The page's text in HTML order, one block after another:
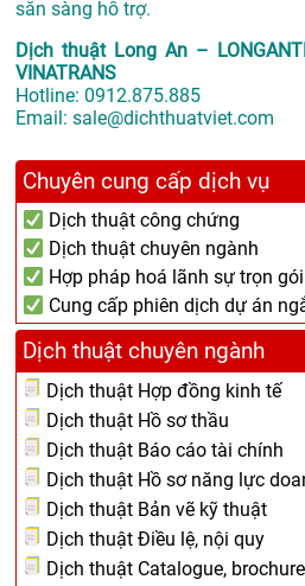
sẵn sàng hỗ trợ.
Dịch thuật Long An –
VINATRANS
Hotline: 0912.875.885
Email: sale@dichthuatviet.com
Chuyên cung cấp dịch vụ
Dịch thuật công chứng
Dịch thuật chuyên ngành
Hợp pháp hoá lãnh sự trọn gói
Cung cấp phiên dịch dự án
Dịch thuật chuyên ngành
Dịch thuật Hợp đồng kinh tế
Dịch thuật Hồ sơ thầu
Dịch thuật Báo cáo tài chính
Dịch thuật Hồ sơ năng lực
Dịch thuật Bản vẽ kỹ thuật
Dịch thuật Điều lệ, nội quy
Dịch thuật Catalogue, brochure